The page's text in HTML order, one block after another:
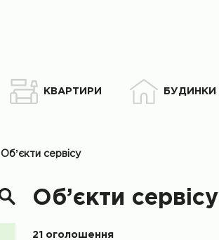
КВАРТИРИ БУДИНКИ
Обʼєкти сервісу
Об’єкти сервісу
21 оголошення